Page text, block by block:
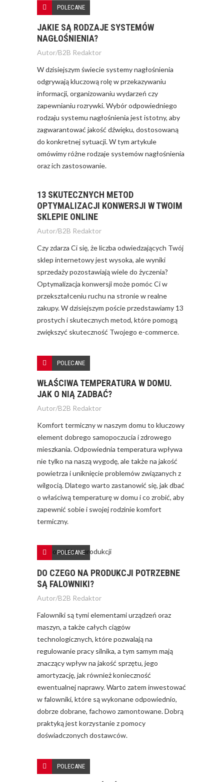
POLECANE
JAKIE SĄ RODZAJE SYSTEMÓW
NAGŁOŚNIENIA?
Autor/B2B Redaktor
W dzisiejszym świecie systemy nagłośnienia
odgrywają kluczową rolę w przekazywaniu
informacji, organizowaniu wydarzeń czy
zapewnianiu rozrywki. Wybór odpowiedniego
rodzaju systemu nagłośnienia jest istotny, aby
zagwarantować jakość dźwięku, dostosowaną
do konkretnej sytuacji. W tym artykule
omówimy różne rodzaje systemów nagłośnienia
oraz ich zastosowanie.
13 SKUTECZNYCH METOD
OPTYMALIZACJI KONWERSJI W TWOIM
SKLEPIE ONLINE
Autor/B2B Redaktor
Czy zdarza Ci się, że liczba odwiedzających Twój
sklep internetowy jest wysoka, ale wyniki
sprzedaży pozostawiają wiele do życzenia?
Optymalizacja konwersji może pomóc Ci w
przekształceniu ruchu na stronie w realne
zakupy. W dzisiejszym poście przedstawiamy 13
prostych i skutecznych metod, które pomogą
zwiększyć skuteczność Twojego e-commerce.
POLECANE
WŁAŚCIWA TEMPERATURA W DOMU.
JAK O NIĄ ZADBAĆ?
Autor/B2B Redaktor
Komfort termiczny w naszym domu to kluczowy
element dobrego samopoczucia i zdrowego
mieszkania. Odpowiednia temperatura wpływa
nie tylko na naszą wygodę, ale także na jakość
powietrza i uniknięcie problemów związanych z
wilgocią. Dlatego warto zastanowić się, jak dbać
o właściwą temperaturę w domu i co zrobić, aby
zapewnić sobie i swojej rodzinie komfort
termiczny.
POLECANE
DO CZEGO NA PRODUKCJI POTRZEBNE
SĄ FALOWNIKI?
Autor/B2B Redaktor
Falowniki są tymi elementami urządzeń oraz
maszyn, a także całych ciągów
technologicznych, które pozwalają na
regulowanie pracy silnika, a tym samym mają
znaczący wpływ na jakość sprzętu, jego
amortyzację, jak również konieczność
ewentualnej naprawy. Warto zatem inwestować
w falowniki, które są wykonane odpowiednio,
dobrze dobrane, fachowo zamontowane. Dobrą
praktyką jest korzystanie z pomocy
doświadczonych dostawców.
POLECANE